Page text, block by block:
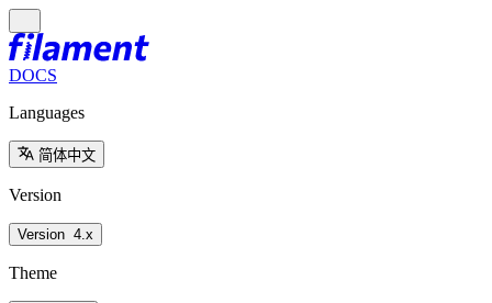
DOCS
Languages
简体中文
Version
Version 4.x
Theme